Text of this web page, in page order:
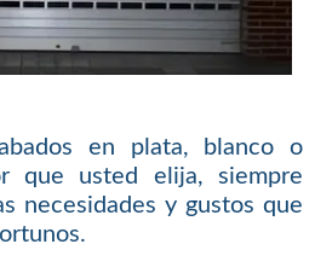
en plata, blanco o
que usted elija, siempre
necesidades y gustos que